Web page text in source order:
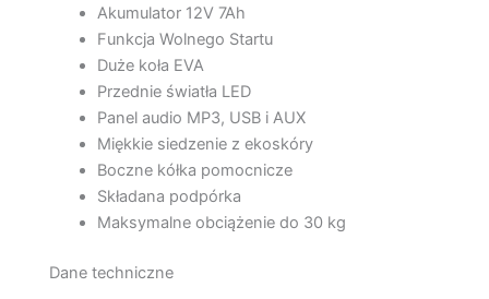
Akumulator 12V 7Ah
Funkcja Wolnego Startu
Duże koła EVA
Przednie światła LED
Panel audio MP3, USB i AUX
Miękkie siedzenie z ekoskóry
Boczne kółka pomocnicze
Składana podpórka
Maksymalne obciążenie do 30 kg
Dane techniczne